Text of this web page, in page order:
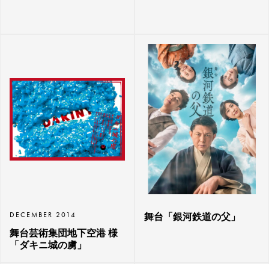
DECEMBER 2014
舞台芸術集団地下空港 様
「ダキニ城の虜」
舞台「銀河鉄道の父」